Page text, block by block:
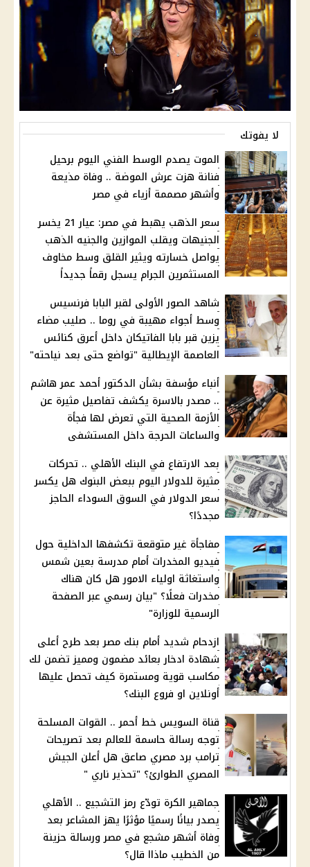
لا يفوتك
الموت يصدم الوسط الفني اليوم برحيل
فنانة هزت عرش الموضة .. وفاة مذيعة
وأشهر مصممة أزياء في مصر
سعر الذهب يهبط في مصر: عيار 21 يخسر
الجنيهات ويقلب الموازين والجنيه الذهب
يواصل خسارته ويثير القلق وسط مخاوف
المستثمرين الجرام يسجل رقماً جديداً
شاهد الصور الأولى لقبر البابا فرنسيس
وسط أجواء مهيبة في روما .. صليب مضاء
يزين قبر بابا الفاتيكان داخل أعرق كنائس
العاصمة الإيطالية "تواضع حتى بعد نياحته"
أنباء مؤسفة بشأن الدكتور أحمد عمر هاشم
.. مصدر بالاسرة يكشف تفاصيل مثيرة عن
الأزمة الصحية التي تعرض لها فجأة
والساعات الحرجة داخل المستشفى
بعد الارتفاع في البنك الأهلي .. تحركات
مثيرة للدولار اليوم ببعض البنوك هل يكسر
سعر الدولار في السوق السوداء الحاجز
مجددًا؟
مفاجأة غير متوقعة تكشفها الداخلية حول
فيديو المخدرات أمام مدرسة بعين شمس
واستغاثة اولياء الامور هل كان هناك
مخدرات فعلًا؟ "بيان رسمي عبر الصفحة
الرسمية للوزارة"
ازدحام شديد أمام بنك مصر بعد طرح أعلى
شهادة ادخار بعائد مضمون ومميز تضمن لك
مكاسب قوية ومستمرة كيف تحصل عليها
أونلاين او فروع البنك؟
قناة السويس خط أحمر .. القوات المسلحة
توجه رسالة حاسمة للعالم بعد تصريحات
ترامب برد مصري صاعق هل أعلن الجيش
المصري الطوارئ؟ "تحذير ناري "
جماهير الكرة تودّع رمز التشجيع .. الأهلي
يصدر بيانًا رسميًا مؤثرًا يهز المشاعر بعد
وفاة أشهر مشجع في مصر ورسالة حزينة
من الخطيب ماذاا قال؟